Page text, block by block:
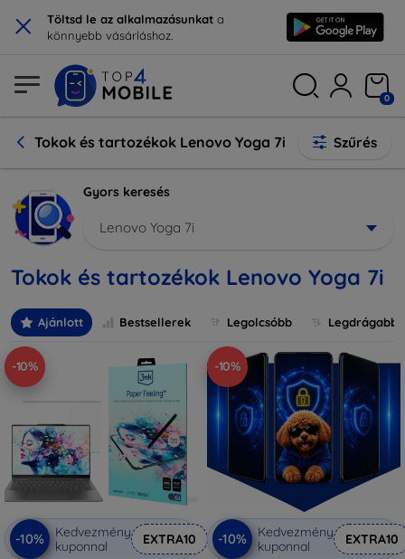
× Töltsd le az alkalmazásunkat a
könnyebb vásárláshoz.
0
Tokok és tartozékok Lenovo Yoga 7i Szűrés
Gyors keresés
Lenovo Yoga 7i
Tokok és tartozékok Lenovo Yoga 7i
Ajánlott Bestsellerek Legolcsóbb Legdrágabb
-10%
-10%
Kedvezmény
kuponnal
EXTRA10
-10%
-10%
Kedvezmény
kuponnal
EXTRA10